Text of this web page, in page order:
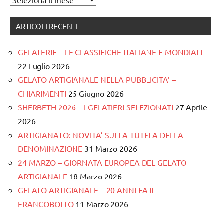
ARTICOLI RECENTI
GELATERIE – LE CLASSIFICHE ITALIANE E MONDIALI
22 Luglio 2026
GELATO ARTIGIANALE NELLA PUBBLICITA’ –
CHIARIMENTI 25 Giugno 2026
SHERBETH 2026 – I GELATIERI SELEZIONATI 27 Aprile
2026
ARTIGIANATO: NOVITA’ SULLA TUTELA DELLA
DENOMINAZIONE 31 Marzo 2026
24 MARZO – GIORNATA EUROPEA DEL GELATO
ARTIGIANALE 18 Marzo 2026
GELATO ARTIGIANALE – 20 ANNI FA IL
FRANCOBOLLO 11 Marzo 2026